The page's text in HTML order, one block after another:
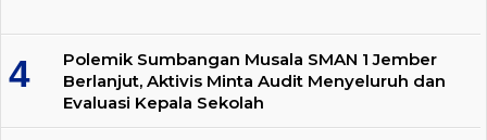
Polemik Sumbangan Musala SMAN 1 Jember
Berlanjut, Aktivis Minta Audit Menyeluruh dan
Evaluasi Kepala Sekolah